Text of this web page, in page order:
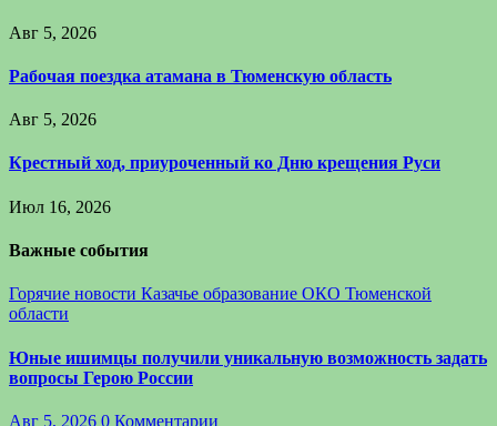
Авг 5, 2026
Рабочая поездка атамана в Тюменскую область
Авг 5, 2026
Крестный ход, приуроченный ко Дню крещения Руси
Июл 16, 2026
Важные события
Горячие новости Казачье образование ОКО Тюменской
области
Юные ишимцы получили уникальную возможность задать
вопросы Герою России
Авг 5, 2026 0 Комментарии